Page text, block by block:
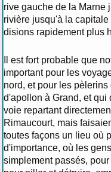
rive gauche de la Marne
rivière jusqu'à la
disions rapidement plus
Il est fort probable que
important pour les
nord, et pour les
d'apollon à Grand, et qui
voie repartant
Rimaucourt, mais
toutes façons un lieu où
d'importance, où les
simplement passés,